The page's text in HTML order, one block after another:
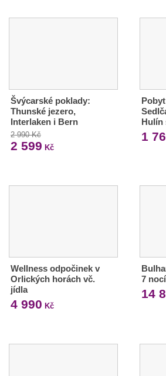
Švýcarské poklady:
Thunské jezero,
Interlaken i Bern
2 990 Kč
2 599 Kč
Hulín
1
Wellness odpočinek v
Orlických horách vč.
jídla
4 990 Kč
7
14